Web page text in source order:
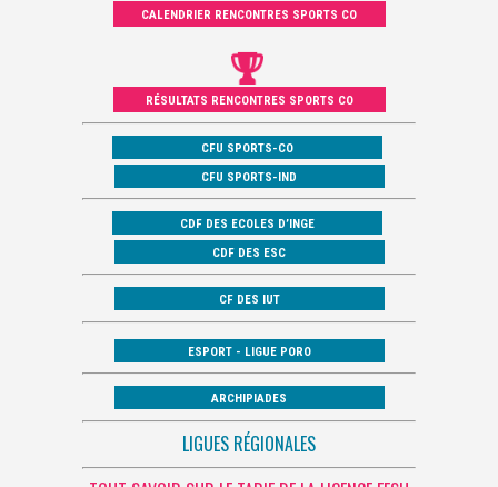
CALENDRIER RENCONTRES SPORTS CO
RÉSULTATS RENCONTRES SPORTS CO
CFU SPORTS-CO
CFU SPORTS-IND
CDF DES ECOLES D’INGE
CDF DES ESC
CF DES IUT
ESPORT - LIGUE PORO
ARCHIPIADES
LIGUES RÉGIONALES